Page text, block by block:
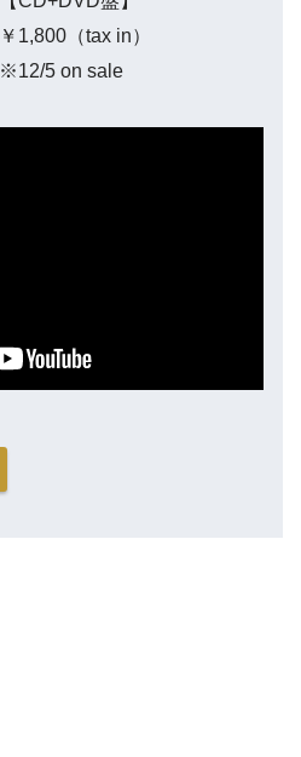
￥1,800（tax in）
※12/5 on sale